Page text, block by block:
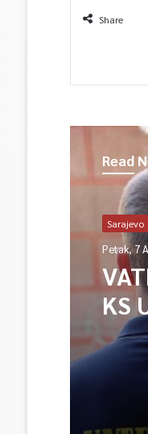
Share
Read
Sarajevo
Petak, 7
KS